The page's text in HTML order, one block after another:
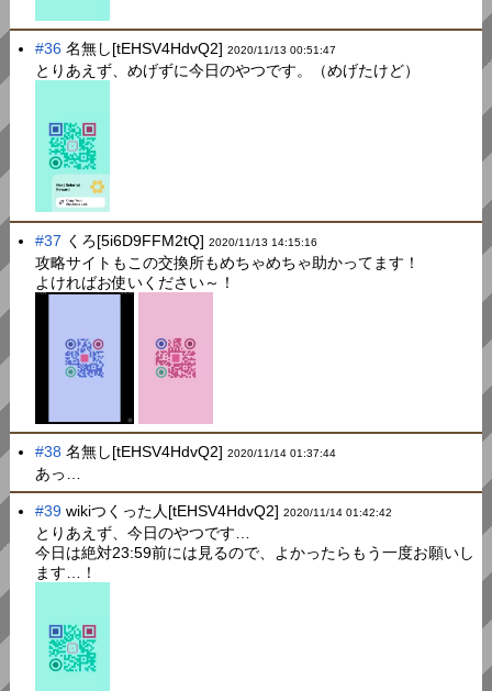
#36 名無し[tEHSV4HdvQ2]2020/11/13 00:51:47
とりあえず、めげずに今日のやつです。（めげたけど）
#37 くろ[5i6D9FFM2tQ]2020/11/13 14:15:16
攻略サイトもこの交換所もめちゃめちゃ助かってます！
よければお使いください～！
#38 名無し[tEHSV4HdvQ2]2020/11/14 01:37:44
あっ…
#39 wikiつくった人[tEHSV4HdvQ2]2020/11/14 01:42:42
とりあえず、今日のやつです…
今日は絶対23:59前には見るので、よかったらもう一度お願いし
ます…！